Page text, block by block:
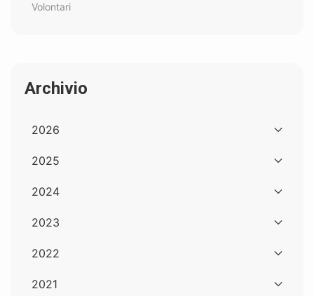
Volontari
Archivio
2026
2025
2024
2023
2022
2021